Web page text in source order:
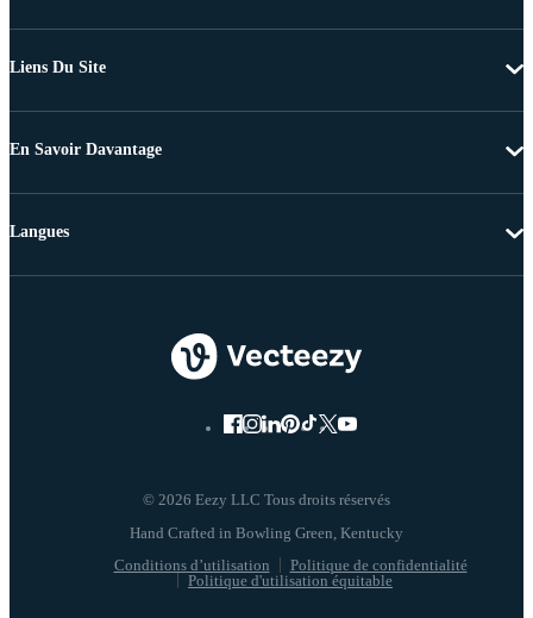
Liens Du Site
En Savoir Davantage
© 2026 Eezy LLC Tous droits réservés
Conditions d’utilisation
Politique de confidentialité
Politique d'utilisation équitable
Langues